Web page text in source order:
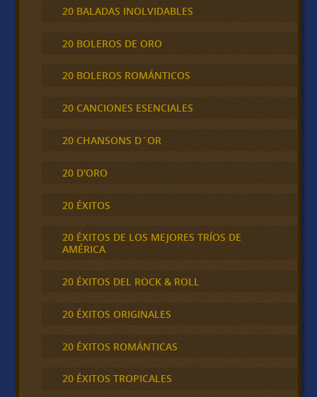
20 BALADAS INOLVIDABLES
20 BOLEROS DE ORO
20 BOLEROS ROMÁNTICOS
20 CANCIONES ESENCIALES
20 CHANSONS D´OR
20 D'ORO
20 ÉXITOS
20 ÉXITOS DE LOS MEJORES TRÍOS DE
AMÉRICA
20 ÉXITOS DEL ROCK & ROLL
20 ÉXITOS ORIGINALES
20 ÉXITOS ROMÁNTICAS
20 ÉXITOS TROPICALES